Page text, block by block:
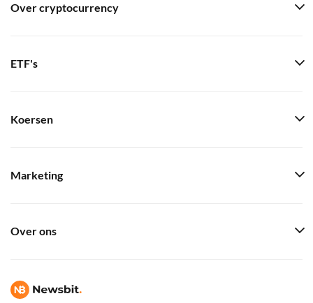
Over cryptocurrency
ETF's
Koersen
Marketing
Over ons